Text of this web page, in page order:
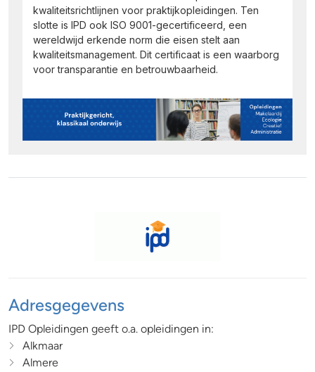
kwaliteitsrichtlijnen voor praktijkopleidingen. Ten
slotte is IPD ook ISO 9001-gecertificeerd, een
wereldwijd erkende norm die eisen stelt aan
kwaliteitsmanagement. Dit certificaat is een waarborg
voor transparantie en betrouwbaarheid.
Adresgegevens
IPD Opleidingen geeft o.a. opleidingen in:
Alkmaar
Almere